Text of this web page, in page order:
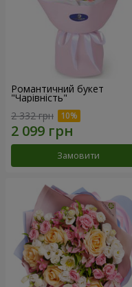
Романтичний букет
"Чарівність"
2 332 грн
Замовити